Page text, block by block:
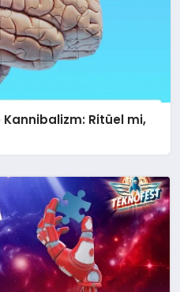
Ritüel mi,